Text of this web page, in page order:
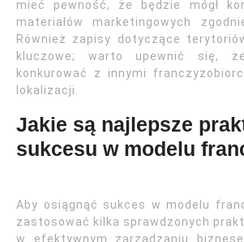
mieć pewność, że będzie mógł
materiałów marketingowych
Również zapisy dotyczące
kluczowe; warto upewnić się,
konkurować z innymi
lokalizacji.
Jakie są najlepsze
sukcesu w modelu
Aby osiągnąć sukces w modelu
zastosować kilka sprawdzonych
w efektywnym zarządzaniu